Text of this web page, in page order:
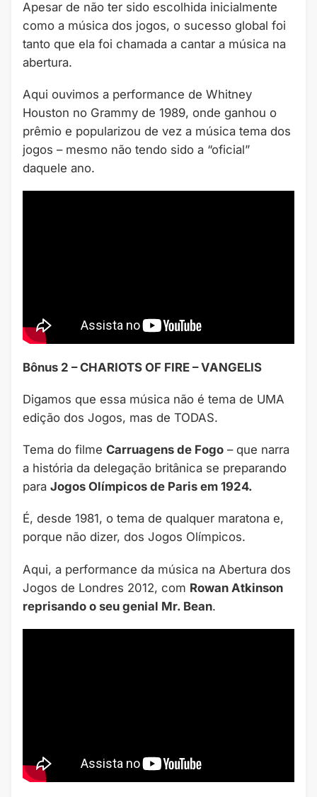
Apesar de não ter sido escolhida inicialmente
como a música dos jogos, o sucesso global foi
tanto que ela foi chamada a cantar a música na
abertura.
Aqui ouvimos a performance de Whitney
Houston no Grammy de 1989, onde ganhou o
prêmio e popularizou de vez a música tema dos
jogos – mesmo não tendo sido a “oficial”
daquele ano.
Bônus 2 – CHARIOTS OF FIRE – VANGELIS
Digamos que essa música não é tema de UMA
edição dos Jogos, mas de TODAS.
Tema do filme Carruagens de Fogo – que narra
a história da delegação britânica se preparando
para Jogos Olímpicos de Paris em 1924.
É, desde 1981, o tema de qualquer maratona e,
porque não dizer, dos Jogos Olímpicos.
Aqui, a performance da música na Abertura dos
Jogos de Londres 2012, com Rowan Atkinson
reprisando o seu genial Mr. Bean.